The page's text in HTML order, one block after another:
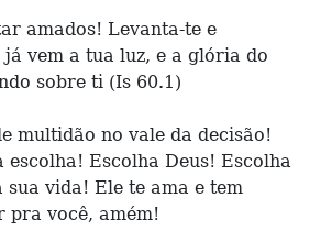
amados! Levanta-te e
já vem a tua luz, e a glória do
sobre ti (Is 60.1)
multidão no vale da decisão!
escolha! Escolha Deus! Escolha
sua vida! Ele te ama e tem
pra você, amém!